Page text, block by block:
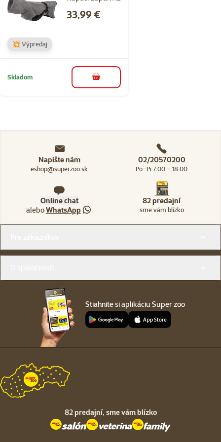
Cena
33,99 €
💥 Výpredaj
Skladom do košíka
Napíšte nám
eshop@superzoo.sk
02/20570200
Po–Pi 7:00 – 18:00
Online chat
aleboWhatsApp
82 predajní
sme vám blízko
Stiahnite si aplikáciu Super zoo
82 predajní, sme vám blízko